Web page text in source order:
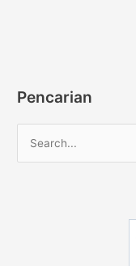
Pencarian